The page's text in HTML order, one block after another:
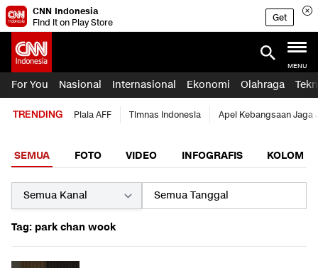
CNN Indonesia
Find it on Play Store
Get
MENU
For You Nasional Internasional Ekonomi Olahraga
TRENDING Piala AFF Timnas Indonesia Apel Kebangsaan Jaga
SEMUA FOTO VIDEO INFOGRAFIS KOLOM
Tag: park chan wook